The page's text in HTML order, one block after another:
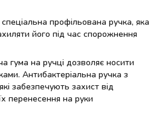
профільована ручка, яка
його під час спорожнення
гума на ручці дозволяє носити
Антибактеріальна ручка з
забезпечують захист від
перенесення на руки